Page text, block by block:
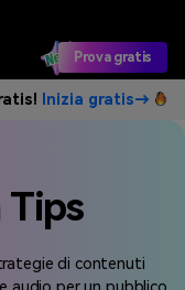
Prova gratis
Inizia gratis→
Tips
di contenuti